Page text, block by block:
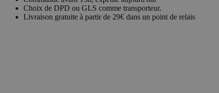
Choix de DPD ou GLS comme transporteur.
Livraison gratuite à partir de 29€ dans un point de relais